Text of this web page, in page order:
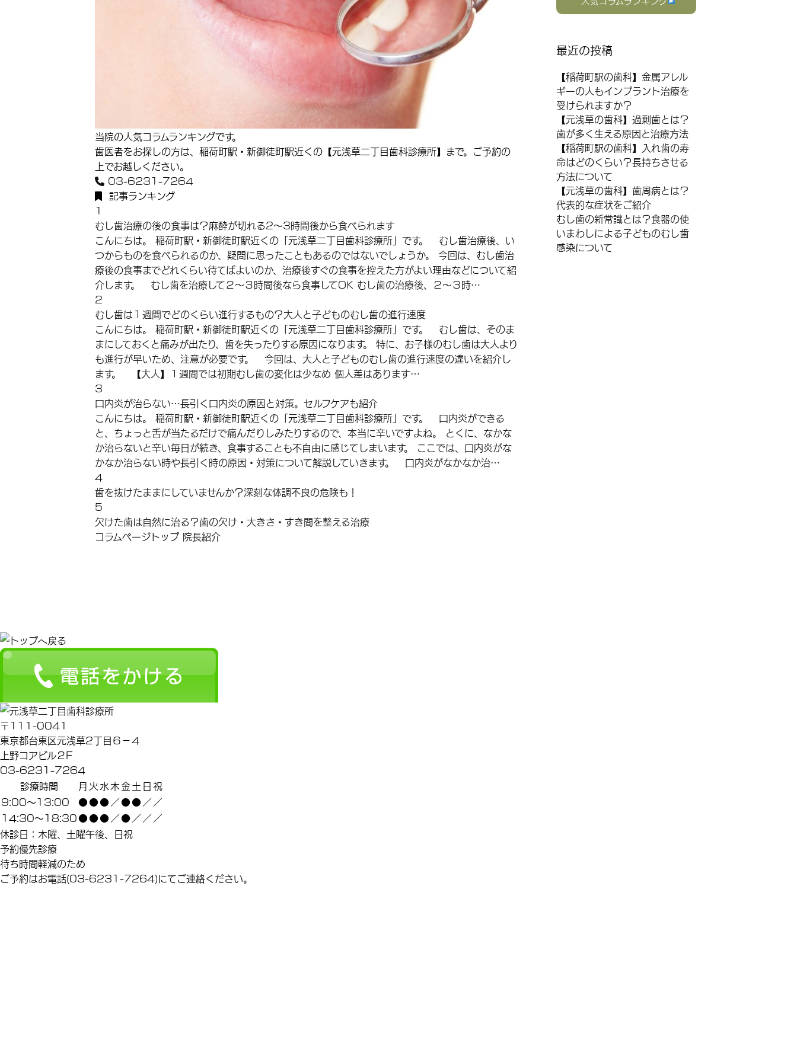
当院の人気コラムランキングです。
歯医者をお探しの方は、稲荷町駅・新御徒町駅近くの【元浅草二丁目歯科診療所】まで。ご予約の
上でお越しください。
03-6231-7264
記事ランキング
1
むし歯治療の後の食事は？麻酔が切れる2～3時間後から食べられます
こんにちは。 稲荷町駅・新御徒町駅近くの「元浅草二丁目歯科診療所」です。 むし歯治療後、い
つからものを食べられるのか、疑問に思ったこともあるのではないでしょうか。 今回は、むし歯治
療後の食事までどれくらい待てばよいのか、治療後すぐの食事を控えた方がよい理由などについて紹
介します。 むし歯を治療して２～３時間後なら食事してOK むし歯の治療後、２～３時…
2
むし歯は１週間でどのくらい進行するもの？大人と子どものむし歯の進行速度
こんにちは。 稲荷町駅・新御徒町駅近くの「元浅草二丁目歯科診療所」です。 むし歯は、そのま
まにしておくと痛みが出たり、歯を失ったりする原因になります。 特に、お子様のむし歯は大人より
も進行が早いため、注意が必要です。 今回は、大人と子どものむし歯の進行速度の違いを紹介し
ます。 【大人】１週間では初期むし歯の変化は少なめ 個人差はあります…
3
口内炎が治らない…長引く口内炎の原因と対策。セルフケアも紹介
こんにちは。 稲荷町駅・新御徒町駅近くの「元浅草二丁目歯科診療所」です。 口内炎ができる
と、ちょっと舌が当たるだけで痛んだりしみたりするので、本当に辛いですよね。 とくに、なかな
か治らないと辛い毎日が続き、食事することも不自由に感じてしまいます。 ここでは、口内炎がな
かなか治らない時や長引く時の原因・対策について解説していきます。 口内炎がなかなか治…
4
歯を抜けたままにしていませんか？深刻な体調不良の危険も！
5
欠けた歯は自然に治る？歯の欠け・大きさ・すき間を整える治療
コラムページトップ 院長紹介
最近の投稿
【稲荷町駅の歯科】金属アレル
ギーの人もインプラント治療を
受けられますか？
【元浅草の歯科】過剰歯とは？
歯が多く生える原因と治療方法
【稲荷町駅の歯科】入れ歯の寿
命はどのくらい？長持ちさせる
方法について
【元浅草の歯科】歯周病とは？
代表的な症状をご紹介
むし歯の新常識とは？食器の使
いまわしによる子どものむし歯
感染について
〒111-0041
東京都台東区元浅草2丁目６－４
上野コアビル２F
03-6231-7264
診療時間
月 火水木金土 日祝
9:00～13:00
●●●／●●／／
14:30～18:30●●●／●／／／
休診日：木曜、土曜午後、日祝
予約優先診療
待ち時間軽減のため
ご予約はお電話(03-6231-7264)にてご連絡ください。